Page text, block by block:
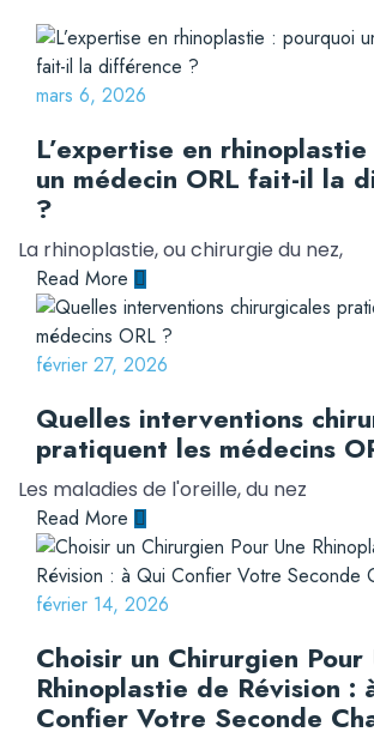
mars 6, 2026
L’expertise en
un médecin ORL fait-il la
?
La rhinoplastie, ou chirurgie du nez,
Read More
février 27, 2026
Quelles interventions
pratiquent les médecins
Les maladies de l'oreille, du nez
Read More
février 14, 2026
Choisir un Chirurgien Pour
Rhinoplastie de Révision :
Confier Votre Seconde